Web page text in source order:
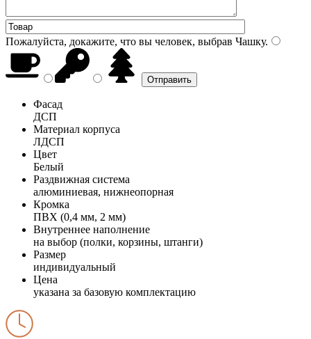
Пожалуйста, докажите, что вы человек, выбрав Чашку.
Фасад
ДСП
Материал корпуса
ЛДСП
Цвет
Белый
Раздвижная система
алюминиевая, нижнеопорная
Кромка
ПВХ (0,4 мм, 2 мм)
Внутреннее наполнение
на выбор (полки, корзины, штанги)
Размер
индивидуальный
Цена
указана за базовую комплектацию